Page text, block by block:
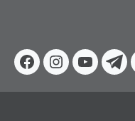
Facebook
Instagram